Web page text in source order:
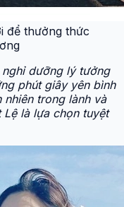
để thưởng thức
dưỡng lý tưởng
phút giây yên bình
nhiên trong lành và
là lựa chọn tuyệt